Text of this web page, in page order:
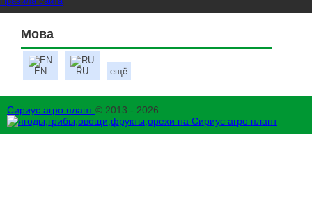
Мова
EN RU ещё
Сириус агро плант© 2013 - 2026